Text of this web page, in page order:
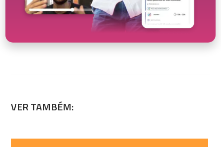
VER TAMBÉM: